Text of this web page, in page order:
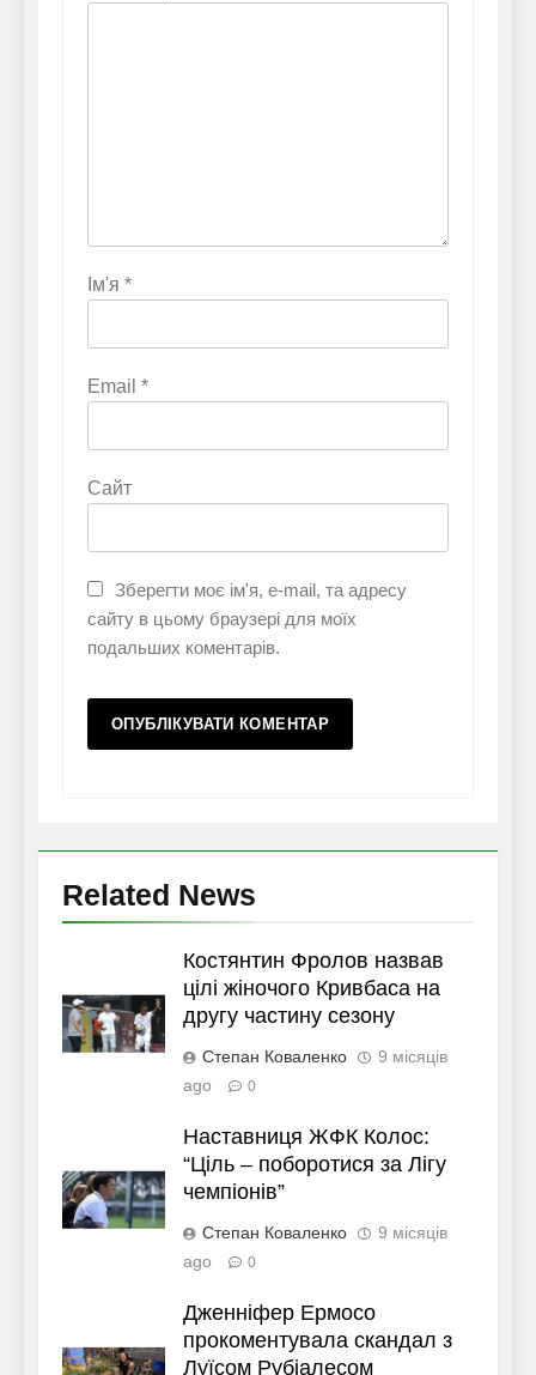
Ім'я *
Email *
Сайт
Зберегти моє ім'я, e-mail, та адресу
сайту в цьому браузері для моїх
подальших коментарів.
Related News
Костянтин Фролов назвав
цілі жіночого Кривбаса на
другу частину сезону
Степан Коваленко
9 місяців
ago
0
Наставниця ЖФК Колос:
“Ціль – поборотися за Лігу
чемпіонів”
Степан Коваленко
9 місяців
ago
0
Дженніфер Ермосо
прокоментувала скандал з
Луїсом Рубіалесом